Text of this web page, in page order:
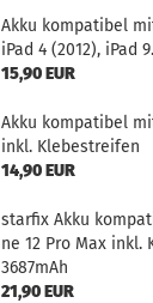
Akku kom­pa­ti­bel
iPad 4 (2012), iPad
15,90 EUR
Akku kom­pa­ti­bel
inkl. Kle­be­strei­fen
14,90 EUR
star­fix Akku
ne 12 Pro Max inkl.
3687mAh
21,90 EUR